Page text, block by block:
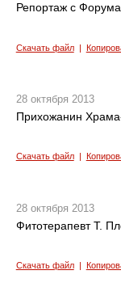
Репортаж с
Скачать файл|
28 октября 2013
Прихожанин
Скачать файл|
28 октября 2013
Фитотерапевт Т.
Скачать файл|